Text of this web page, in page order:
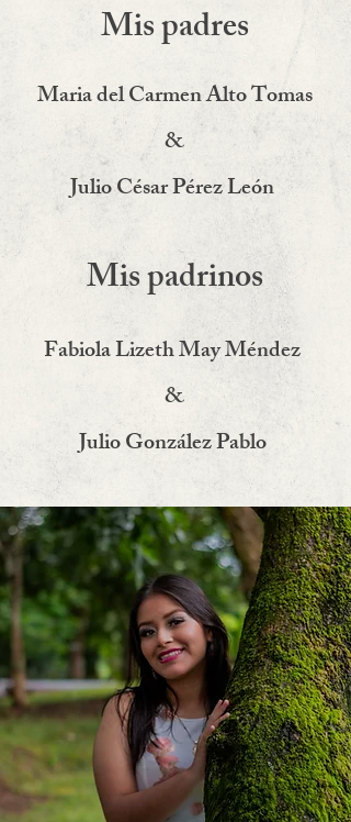
Mis padres
Maria del Carmen Alto Tomas
&
Julio César Pérez León
Mis padrinos
Fabiola Lizeth May Méndez
&
Julio González Pablo